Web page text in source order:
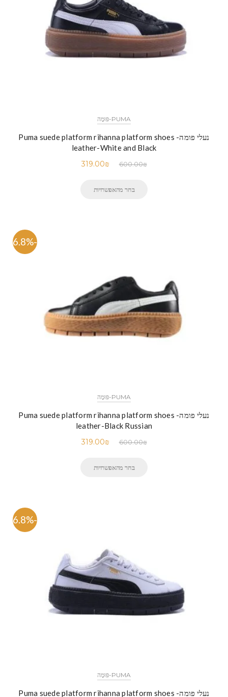
PUMA-פּוּמָה
נעלי פומה- Puma suede platform rihanna platform shoes
leather-White and Black
600.00₪
319.00₪
בחר מהאפשרויות
-46.8%
PUMA-פּוּמָה
נעלי פומה- Puma suede platform rihanna platform shoes
leather-Black Russian
600.00₪
319.00₪
בחר מהאפשרויות
-46.8%
PUMA-פּוּמָה
נעלי פומה- Puma suede platform rihanna platform shoes